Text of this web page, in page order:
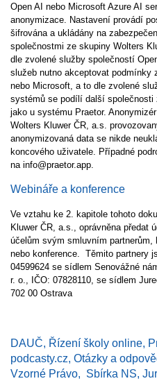
Open AI nebo Microsoft Azure AI
anonymizace. Nastavení provádí
šifrována a ukládány na
společnostmi ze skupiny Wolters
dle zvolené služby společností
služeb nutno akceptovat podmínky
nebo Microsoft, a to dle zvolené
systémů se podílí další
jako u systému Praetor.
Wolters Kluwer ČR, a.s.
anonymizovaná data se nikde
koncového uživatele. Případné
na info@praetor.app.
Webináře a konference
Ve vztahu ke 2. kapitole tohoto
Kluwer ČR, a.s., oprávněna předat
účelům svým smluvním
nebo konference. Těmito partnery
04599624 se sídlem Senovážné
r. o., IČO: 07828110, se sídlem
702 00 Ostrava
DAUČ, Řízení školy online,
podcasty.cz, Otázky a
Vzorné Právo, Sbírka NS,